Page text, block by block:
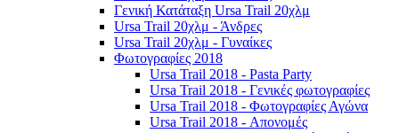
Γενική Κατάταξη Ursa Trail 20χλμ
Ursa Trail 20χλμ - Άνδρες
Ursa Trail 20χλμ - Γυναίκες
Φωτογραφίες 2018
Ursa Trail 2018 - Pasta Party
Ursa Trail 2018 - Γενικές φωτογραφίες
Ursa Trail 2018 - Φωτογραφίες Αγώνα
Ursa Trail 2018 - Απονομές